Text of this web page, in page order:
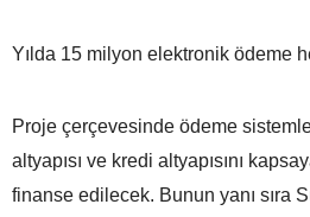
Yılda 15 milyon elektronik ödeme
Proje çerçevesinde ödeme
altyapısı ve kredi altyapısını
finanse edilecek. Bunun yanı sıra